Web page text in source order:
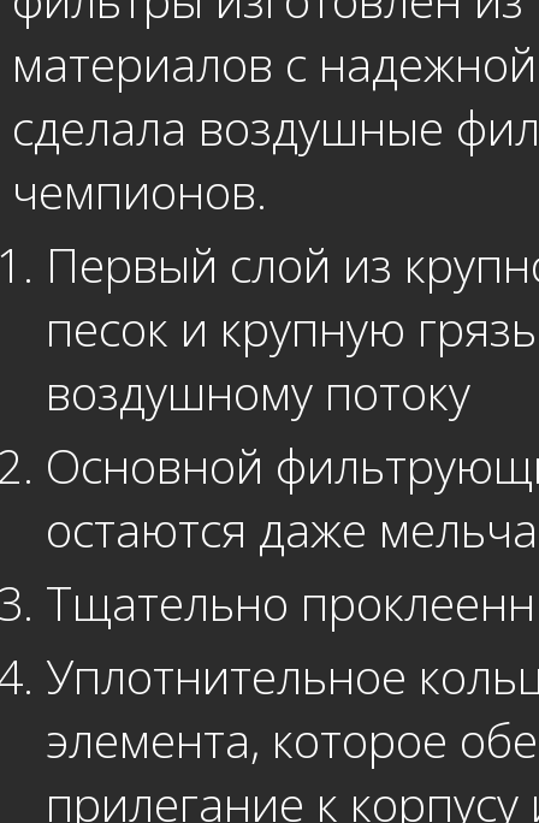
материалов с
сделала воздушные
чемпионов.
Первый слой из
песок и крупную
воздушному потоку
Основной
остаются даже
Тщательно
Уплотнительное
элемента, которое
прилегание к